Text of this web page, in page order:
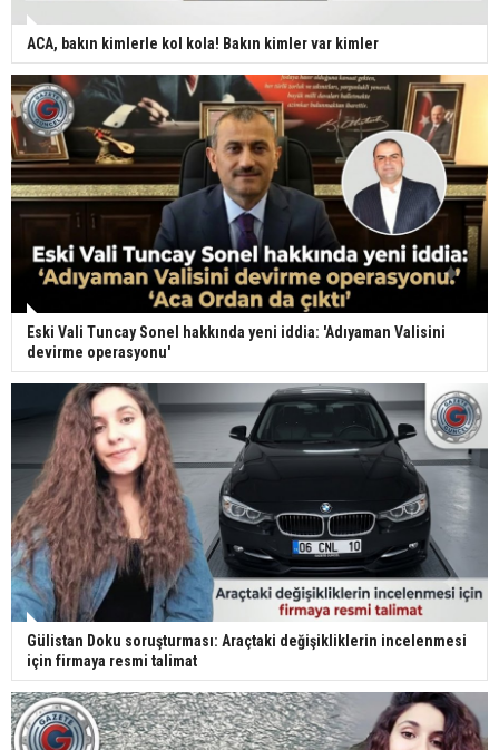
ACA, bakın kimlerle kol kola! Bakın kimler var kimler
Eski Vali Tuncay Sonel hakkında yeni iddia: 'Adıyaman Valisini
devirme operasyonu'
Gülistan Doku soruşturması: Araçtaki değişikliklerin incelenmesi
için firmaya resmi talimat